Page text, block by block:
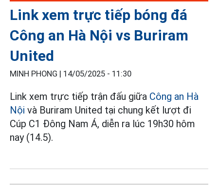
Link xem trực tiếp bóng đá
Công an Hà Nội vs Buriram
United
MINH PHONG | 14/05/2025 - 11:30
Link xem trực tiếp trận đấu giữa Công an Hà
Nội và Buriram United tại chung kết lượt đi
Cúp C1 Đông Nam Á, diễn ra lúc 19h30 hôm
nay (14.5).